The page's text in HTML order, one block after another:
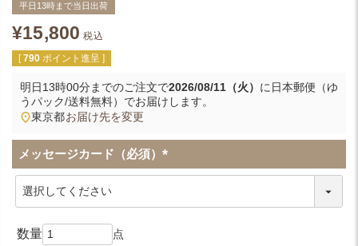
平日13時まで当日出荷
¥15,800 税込
[ 790 ポイント進呈 ]
明日13時00分までのご注文で2026/08/11（火） に 日本郵便（ゆ
うパック/送料無料） でお届けします。
東京都お届け先を変更
メッセージカード（必須）
(